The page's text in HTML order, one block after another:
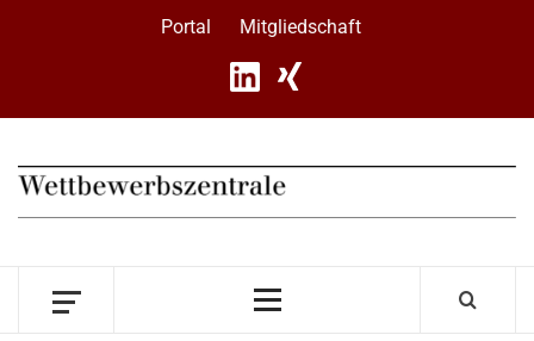
Portal Mitgliedschaft
Primary